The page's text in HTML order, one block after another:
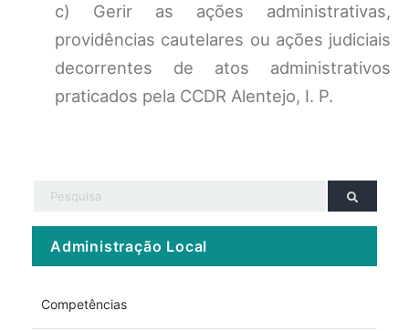
c) Gerir as ações administrativas,
providências cautelares ou ações judiciais
decorrentes de atos administrativos
praticados pela CCDR Alentejo, I. P.
Administração Local
Competências